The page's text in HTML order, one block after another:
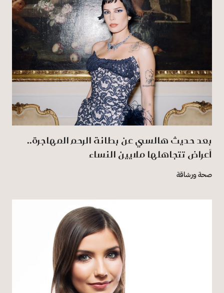
بعد حديث هالسي عن بطانة الرحم المهاجرة..
أعراض تتجاهلها ملايين النساء
صحة ورشاقة